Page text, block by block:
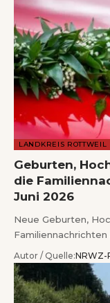
LANDKREIS ROTTWEIL
Geburten,
die
Juni 2026
Neue Geburten,
Autor / Quelle:NRWZ-